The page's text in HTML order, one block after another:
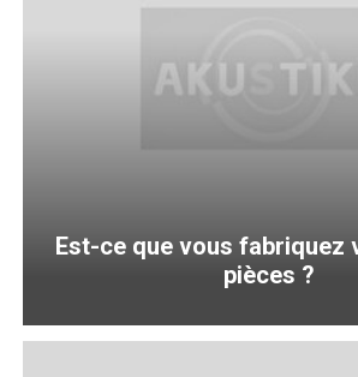
Est-ce que vous fabriquez
pièces ?